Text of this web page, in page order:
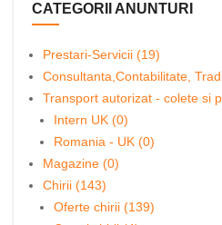
CATEGORII ANUNTURI
Prestari-Servicii (19)
Consultanta,Contabilitate,
Transport autorizat - colete si
Intern UK (0)
Romania - UK (0)
Magazine (0)
Chirii (143)
Oferte chirii (139)